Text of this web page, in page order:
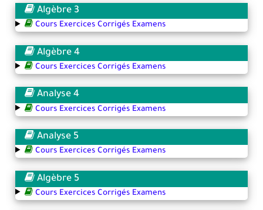
Algèbre 3
Cours Exercices Corrigés Examens
Algèbre 4
Cours Exercices Corrigés Examens
Analyse 4
Cours Exercices Corrigés Examens
Analyse 5
Cours Exercices Corrigés Examens
Algèbre 5
Cours Exercices Corrigés Examens